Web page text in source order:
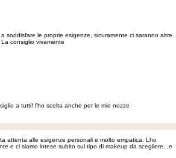
soddisfare le proprie esigenze, sicuramente ci saranno altre
consiglio vivamente
a tutti! l'ho scelta anche per le mie nozze
attenta alle esigenze personali e molto empatica. Lho
e ci siamo intese subito sul tipo di makeup da scegliere...e